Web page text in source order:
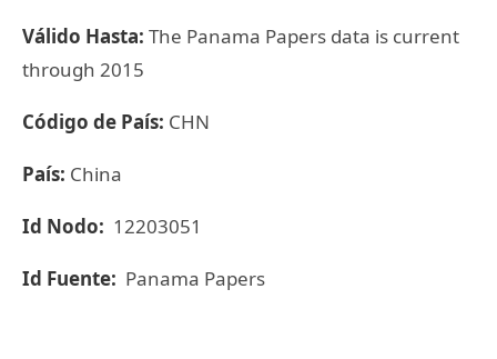
Válido Hasta: The Panama Papers data is current
through 2015
Código de País: CHN
País: China
Id Nodo: 12203051
Id Fuente: Panama Papers